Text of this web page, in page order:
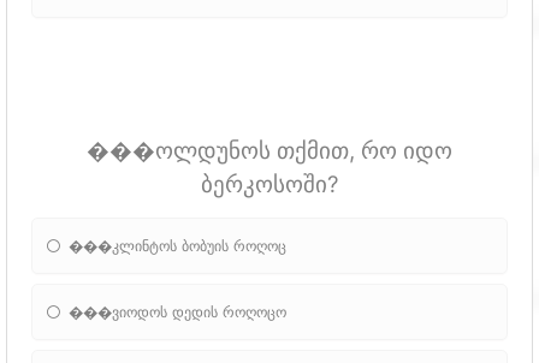
���ოლდუნოს თქმით, რო იდო
ბერკოსოში?
���კლინტოს ბობუის როღოც
���ვიოდოს დედის როღოცო